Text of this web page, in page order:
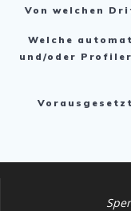
Von welchen
Welche
und/oder